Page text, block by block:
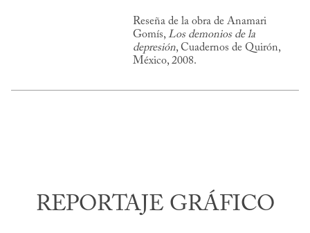
Reseña de la obra de Anamari
Gomís, Los demonios de la
depresión, Cuadernos de Quirón,
México, 2008.
REPORTAJE GRÁFICO